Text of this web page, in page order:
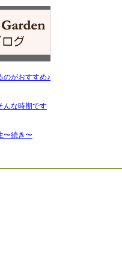
のがおすすめ♪
んな時期です
〜続き〜